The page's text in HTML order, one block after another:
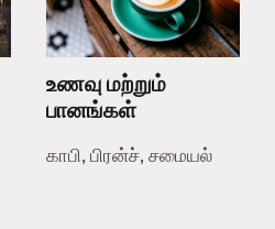
உணவு மற்றும்
பானங்கள்
காபி, பிரன்ச், சமையல்